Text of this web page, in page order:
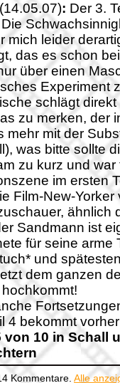
(14.05.07): Der 3.
mich leider
das es schon
über einen
Experiment
schlägt
zu merken, der
mehr mit der
was bitte sollte
zu kurz und
im ersten
Film-New-
ähnlich
Sandmann ist
für seine arme
und
dem ganzen
4 bekommt
von 10 in Schall
Kommentare. Alle